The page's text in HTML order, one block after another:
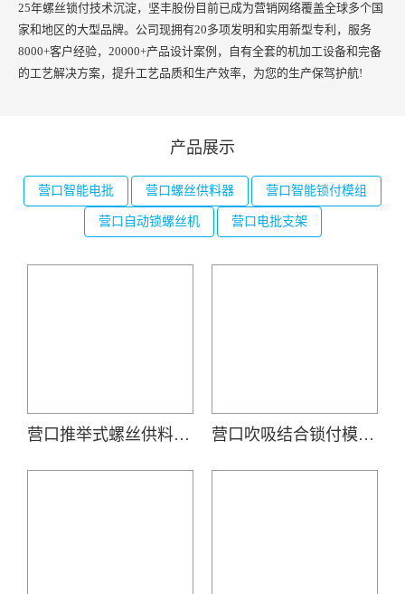
25年螺丝锁付技术沉淀，坚丰股份目前已成为营销网络覆盖全球多个国
家和地区的大型品牌。公司现拥有20多项发明和实用新型专利，服务
8000+客户经验，20000+产品设计案例，自有全套的机加工设备和完备
的工艺解决方案，提升工艺品质和生产效率，为您的生产保驾护航!
产品展示
营口智能电批 营口螺丝供料器 营口智能锁付模组
营口自动锁螺丝机 营口电批支架
营口推举式螺丝供料器(JOFR-828MS) 营口吹吸结合锁付模组(机用智能电批DP-DXL-001搭载吹气式螺丝供料器DWS-102)